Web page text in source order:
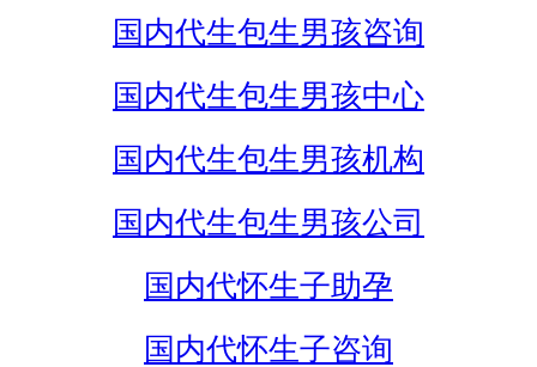
国内代生包生男孩咨询
国内代生包生男孩中心
国内代生包生男孩机构
国内代生包生男孩公司
国内代怀生子助孕
国内代怀生子咨询